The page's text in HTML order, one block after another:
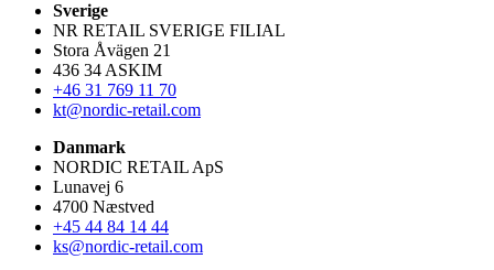
Sverige
NR RETAIL SVERIGE FILIAL
Stora Åvägen 21
436 34 ASKIM
+46 31 769 11 70
kt@nordic-retail.com
Danmark
NORDIC RETAIL ApS
Lunavej 6
4700 Næstved
+45 44 84 14 44
ks@nordic-retail.com